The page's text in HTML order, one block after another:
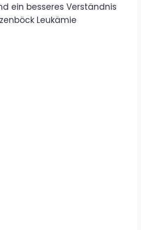
ein besseres Verständnis
Leukämie